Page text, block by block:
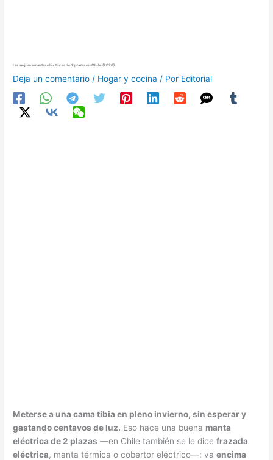
Las mejores mantas eléctricas de 2 plazas en Chile (2026)
Deja un comentario / Hogar y cocina / Por Editorial
Meterse a una cama tibia en pleno invierno, sin esperar y
gastando centavos de luz. Eso hace una buena manta
eléctrica de 2 plazas —en Chile también se le dicefrazada
eléctrica, manta térmica o cobertor eléctrico—: vaencima